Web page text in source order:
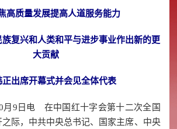
高质量发展提高人道服务能力
族复兴和人类和平与进步事业作出新的更
大贡献
正出席开幕式并会见全体代表
月9日电 在中国红十字会第十二次全国
际，中共中央总书记、国家主席、中央